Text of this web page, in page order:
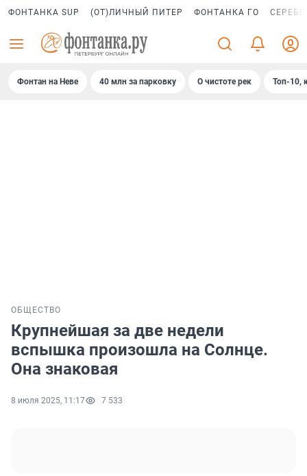
ФОНТАНКА SUP (ОТ)ЛИЧНЫЙ ПИТЕР ФОНТАНКА ГО
Фонтан на Неве 40 млн за парковку О чистоте рек Топ-10,
ОБЩЕСТВО
Крупнейшая за две недели
вспышка произошла на Солнце.
Она знаковая
8 июля 2025, 11:17 7 533